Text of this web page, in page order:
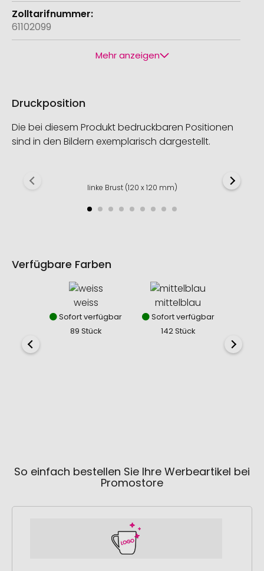
61102099
Mehr anzeigen
Druckposition
Die bei diesem Produkt bedruckbaren Positionen
sind in den Bildern exemplarisch dargestellt.
linke Brust (120 x 120 mm)
Verfügbare Farben
weiss
Sofort verfügbar
89 Stück
mittelblau
Sofort verfügbar
142 Stück
So einfach bestellen Sie Ihre Werbeartikel bei
Promostore